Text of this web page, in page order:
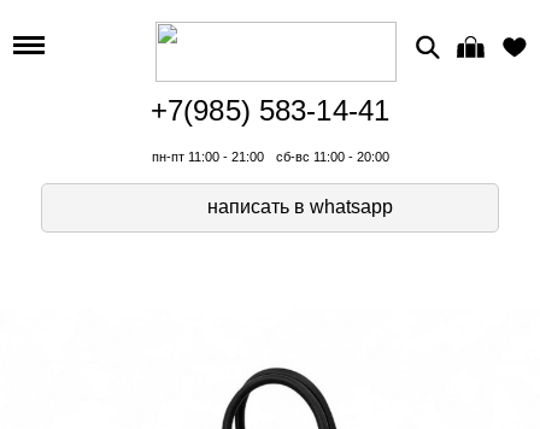
+7(985) 583-14-41
пн-пт 11:00 - 21:00 сб-вс 11:00 - 20:00
написать в whatsapp